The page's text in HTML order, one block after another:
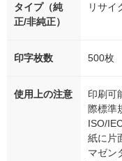
タイプ（純
正/非純正）
リサイ
印字枚数 500枚
使用上の注意
印刷可
際標準
ISO/
紙に片
マゼン